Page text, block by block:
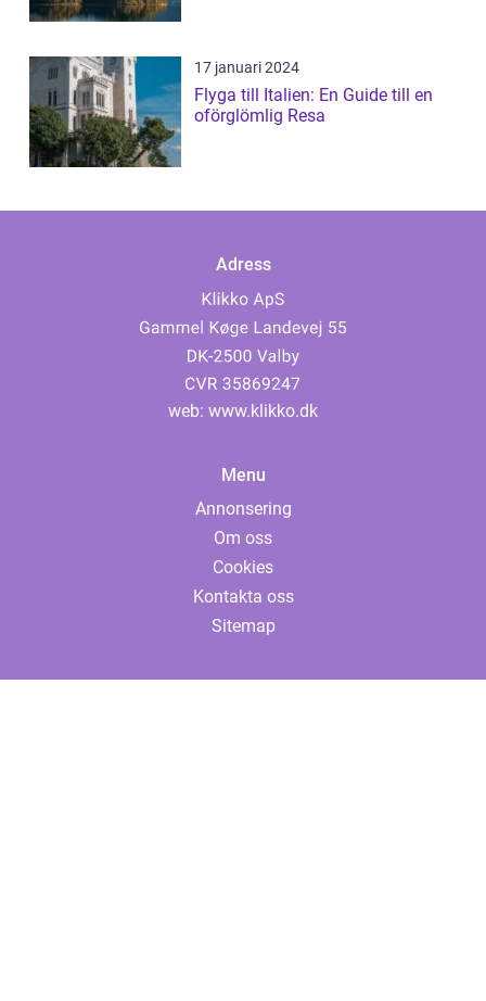
17 januari 2024
Flyga till Italien: En Guide till en
oförglömlig Resa
Adress
web: www.klikko.dk
Menu
Annonsering
Om oss
Cookies
Kontakta oss
Sitemap